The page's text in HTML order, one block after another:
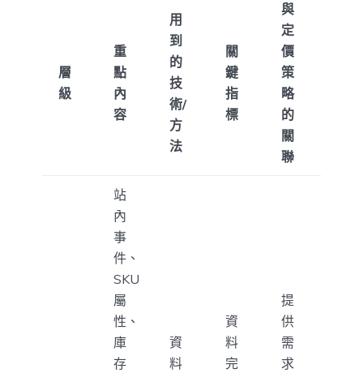
層
級
重
點
內
容
用
到
的
技
術/
方
法
關
鍵
指
標
與
定
價
策
略
的
關
聯
站
內
事
件、
SKU
屬
性、
庫
存
資
料
資
料
完
提
供
需
求